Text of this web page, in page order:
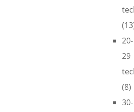
20-
29
(8)
30-